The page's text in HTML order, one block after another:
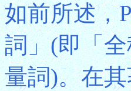
如前所述，
詞」(即「
量詞)。在